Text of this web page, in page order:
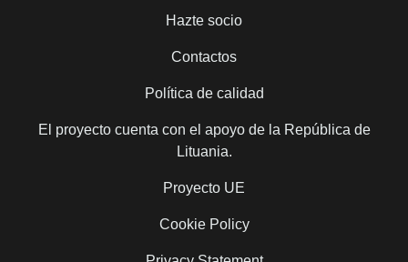
Hazte socio
Contactos
Política de calidad
El proyecto cuenta con el apoyo de la República de
Lituania.
Proyecto UE
Cookie Policy